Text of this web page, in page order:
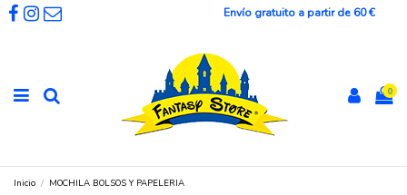
Envío gratuito a partir de 60 €
0
Inicio MOCHILA BOLSOS Y PAPELERIA